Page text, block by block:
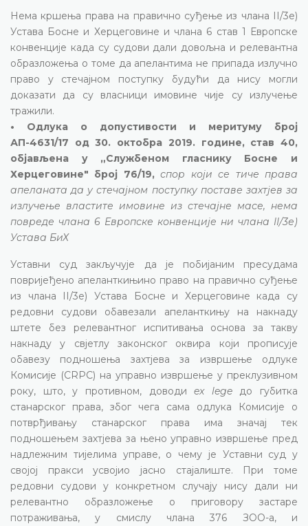
Нема кршења права на правично суђење из члана II/3е)
Устава Босне и Херцеговине и члана 6 став 1 Европске
конвенције када су судови дали довољна и релевантна
образложења о томе да апелантима не припада излучно
право у стечајном поступку будући да нису могли
доказати да су власници имовине чије су излучење
тражили.
• Одлука о допустивости и меритуму број
АП-4631/17 од 30. октобра 2019. године, став 40,
објављена у „Службеном гласнику Босне и
Херцеговине" број 76/19,спор који се тиче права
апеланата да у стечајном поступку поставе захтјев за
излучење властите имовине из стечајне масе, нема
повреде члана 6 Европске конвенције ни члана II/3е)
Устава БиХ
Уставни суд закључује да је побијаним пресудама
повријеђено апеланткињино право на правично суђење
из члана II/3е) Устава Босне и Херцеговине када су
редовни судови обавезали апеланткињу на накнаду
штете без релевантног испитивања основа за такву
накнаду у свјетлу законског оквира који прописује
обавезу подношења захтјева за извршење одлуке
Комисије (CRPC) на управно извршење у преклузивном
року, што, у противном, доводиex legeдо губитка
станарског права, због чега сама одлука Комисије о
потврђивању станарског права има значај тек
подношењем захтјева за њено управно извршење пред
надлежним тијелима управе, о чему је Уставни суд у
својој пракси усвојио јасно стајалиште. При томе
редовни судови у конкретном случају нису дали ни
релевантно образложење о приговору застаре
потраживања, у смислу члана 376 ЗОО-а, и